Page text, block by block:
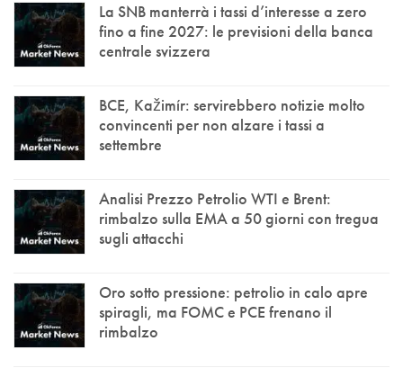
La SNB manterrà i tassi d’interesse a zero
fino a fine 2027: le previsioni della banca
centrale svizzera
BCE, Kažimír: servirebbero notizie molto
convincenti per non alzare i tassi a
settembre
Analisi Prezzo Petrolio WTI e Brent:
rimbalzo sulla EMA a 50 giorni con tregua
sugli attacchi
Oro sotto pressione: petrolio in calo apre
spiragli, ma FOMC e PCE frenano il
rimbalzo